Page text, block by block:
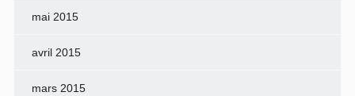
mai 2015
avril 2015
mars 2015